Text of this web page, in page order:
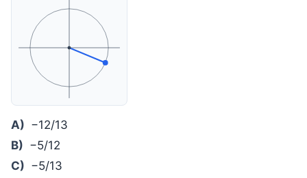
A) −12/13
B) −5/12
C) −5/13